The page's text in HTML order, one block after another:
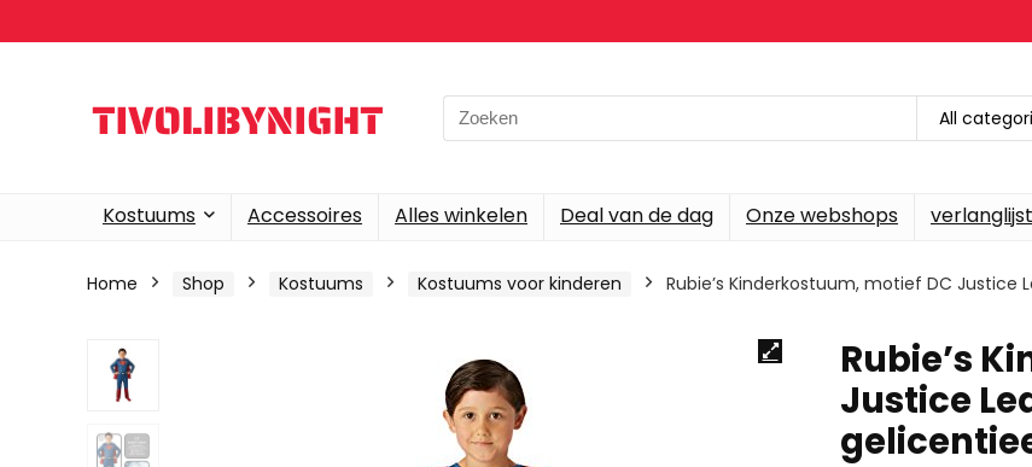
Search
for:
All
Kostuums Accessoires Alles winkelen Deal van de dag Onze webshops verlanglijst
Home Shop Kostuums Kostuums voor kinderen Rubie’s Kinderkostuum, motief DC
Rubie’s
Justice